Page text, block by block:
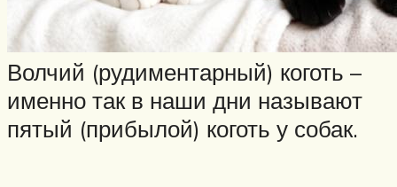
Волчий (рудиментарный) коготь –
именно так в наши дни называют
пятый (прибылой) коготь у собак.